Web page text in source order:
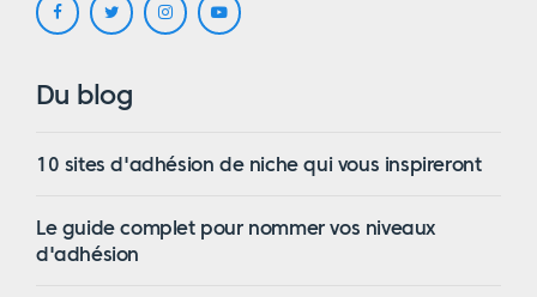
Du blog
10 sites d'adhésion de niche qui vous inspireront
Le guide complet pour nommer vos niveaux
d'adhésion